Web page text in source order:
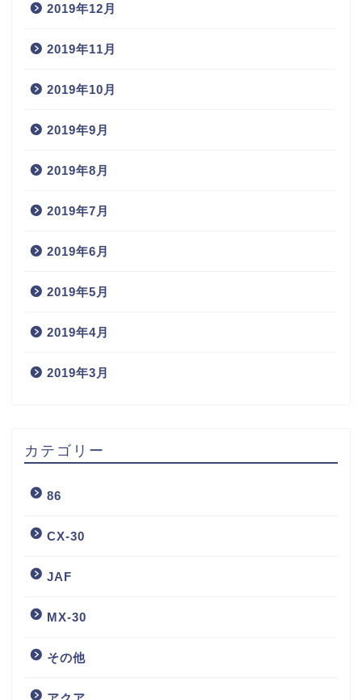
2019年12月
2019年11月
2019年10月
2019年9月
2019年8月
2019年7月
2019年6月
2019年5月
2019年4月
2019年3月
カテゴリー
86
CX-30
JAF
MX-30
その他